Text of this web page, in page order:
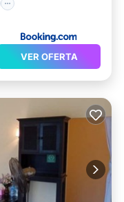
VER OFERTA